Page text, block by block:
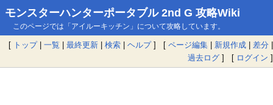
モンスターハンターポータブル 2nd G 攻略Wiki
このページでは「アイルーキッチン」について攻略しています。
[ トップ| 一覧 | 最終更新 | 検索 | ヘルプ] [ ページ編集 | 新規作成 | 差分 |
過去ログ ] [ ログイン ]